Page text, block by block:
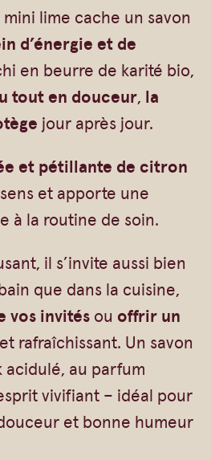
moulés
Karité
sur corde
visages
massage
corde
en barre
lime cache un savon
d’énergie et de
en beurre de karité bio,
tout en douceur, la
jour après jour.
et pétillante de citron
et apporte une
à la routine de soin.
il s’invite aussi bien
que dans la cuisine,
vos invitésou offrir un
rafraîchissant. Un savon
acidulé, au parfum
vivifiant – idéal pour
et bonne humeur